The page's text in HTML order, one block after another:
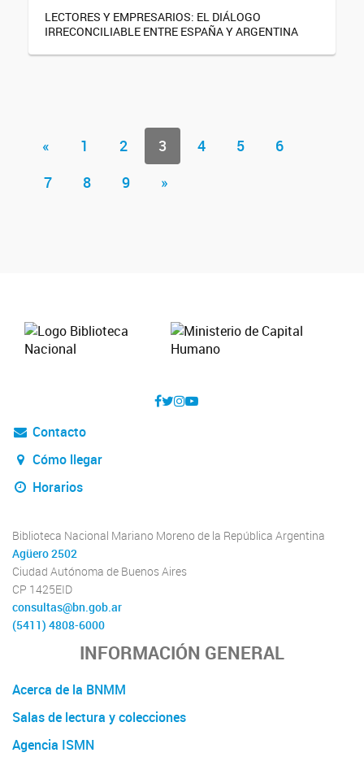
LECTORES Y EMPRESARIOS: EL DIÁLOGO
IRRECONCILIABLE ENTRE ESPAÑA Y ARGENTINA
« 1 2 3 4 5
6
7
8 9 »
Contacto
Cómo llegar
Horarios
Biblioteca Nacional Mariano Moreno de la República Argentina
Agüero 2502
Ciudad Autónoma de Buenos Aires
CP 1425EID
consultas@bn.gob.ar
(5411) 4808-6000
INFORMACIÓN GENERAL
Acerca de la BNMM
Salas de lectura y colecciones
Agencia ISMN